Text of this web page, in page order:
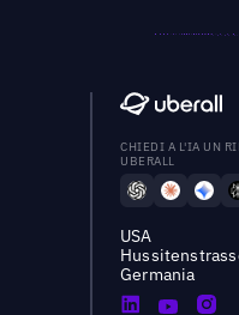
CHIEDI A L'IA UN
UBERALL
USA
Germania